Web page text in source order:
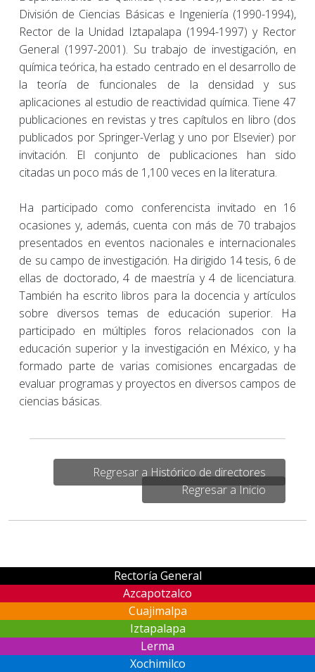
División de Ciencias Básicas e Ingeniería (1990-1994),
Rector de la Unidad Iztapalapa (1994-1997) y Rector
General (1997-2001). Su trabajo de investigación, en
química teórica, ha estado centrado en el desarrollo de
la teoría de funcionales de la densidad y sus
aplicaciones al estudio de reactividad química. Tiene 47
publicaciones en revistas y tres capítulos en libro (dos
publicados por Springer-Verlag y uno por Elsevier) por
invitación. El conjunto de publicaciones han sido
citadas un poco más de 1,100 veces en la literatura.
Ha participado como conferencista invitado en 16
ocasiones y, además, cuenta con más de 70 trabajos
presentados en eventos nacionales e internacionales
de su campo de investigación. Ha dirigido 14 tesis, 6 de
ellas de doctorado, 4 de maestría y 4 de licenciatura.
También ha escrito libros para la docencia y artículos
sobre diversos temas de educación superior. Ha
participado en múltiples foros relacionados con la
educación superior y la investigación en México, y ha
formado parte de varias comisiones encargadas de
evaluar programas y proyectos en diversos campos de
ciencias básicas.
Regresar a Histórico de directores
Regresar a Inicio
Rectoría General
Azcapotzalco
Cuajimalpa
Iztapalapa
Lerma
Xochimilco